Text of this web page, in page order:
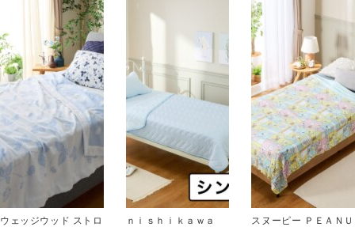
ウェッジウッド ストロ
ｎｉｓｈｉｋａｗａ
スヌーピー ＰＥＡＮＵ